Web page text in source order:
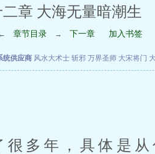
章 大海无量暗潮生
← 章节目录 → 下一章 加入书签
统供应商 风水大术士 斩邪 万界圣师 大宋将门
多年，具体是从